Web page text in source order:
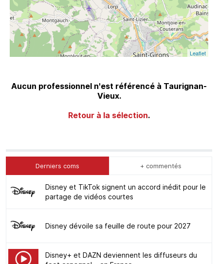
Leaflet
Aucun professionnel n'est référencé à Taurignan-
Vieux.
Retour à la sélection.
Derniers coms + commentés
Disney et TikTok signent un accord inédit pour le
partage de vidéos courtes
Disney dévoile sa feuille de route pour 2027
Disney+ et DAZN deviennent les diffuseurs du